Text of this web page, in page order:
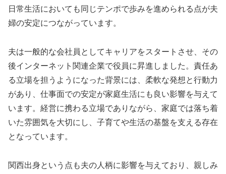
日常生活においても同じテンポで歩みを進められる点が夫
婦の安定につながっています。
夫は一般的な会社員としてキャリアをスタートさせ、その
後インターネット関連企業で役員に昇進しました。責任あ
る立場を担うようになった背景には、柔軟な発想と行動力
があり、仕事面での安定が家庭生活にも良い影響を与えて
います。経営に携わる立場でありながら、家庭では落ち着
いた雰囲気を大切にし、子育てや生活の基盤を支える存在
となっています。
関西出身という点も夫の人柄に影響を与えており、親しみ